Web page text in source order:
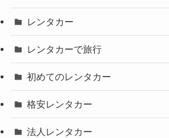
レンタカー
レンタカーで旅行
初めてのレンタカー
格安レンタカー
法人レンタカー